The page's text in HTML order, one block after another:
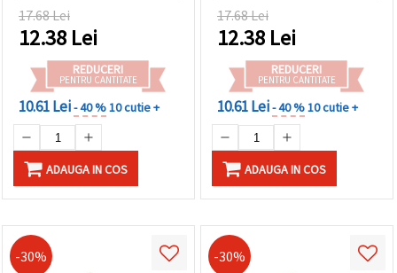
17.68 Lei
12.38 Lei
REDUCERI
PENTRU CANTITATE
10.61 Lei- 40 %10 cutie +
ADAUGA IN COS
17.68 Lei
12.38 Lei
REDUCERI
PENTRU CANTITATE
10.61 Lei- 40 %10 cutie +
ADAUGA IN COS
-30% -30%